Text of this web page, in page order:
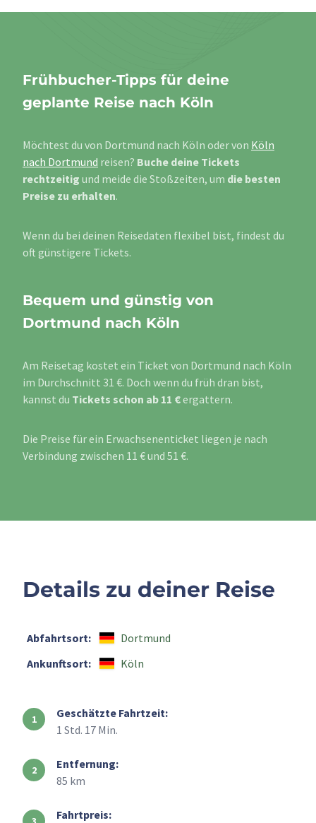
Frühbucher-Tipps für deine
geplante Reise nach Köln
Möchtest du von Dortmund nach Köln oder von Köln
nach Dortmund reisen? Buche deine Tickets
rechtzeitig und meide die Stoßzeiten, um die besten
Preise zu erhalten.
Wenn du bei deinen Reisedaten flexibel bist, findest du
oft günstigere Tickets.
Bequem und günstig von
Dortmund nach Köln
Am Reisetag kostet ein Ticket von Dortmund nach Köln
im Durchschnitt 31 €. Doch wenn du früh dran bist,
kannst du Tickets schon ab 11 €ergattern.
Die Preise für ein Erwachsenenticket liegen je nach
Verbindung zwischen 11 € und 51 €.
Details zu deiner Reise
Abfahrtsort:
Dortmund
Ankunftsort:
Köln
Geschätzte Fahrtzeit:
1 Std. 17 Min.
Entfernung:
85 km
Fahrtpreis: